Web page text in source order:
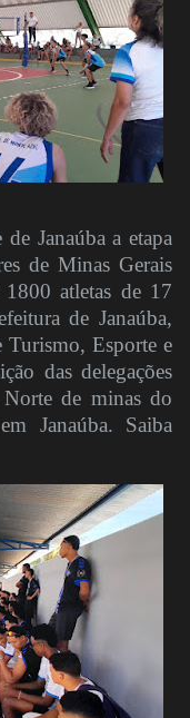
de Janaúba a etapa
de Minas Gerais
atletas de 17
de Janaúba,
Turismo, Esporte e
das delegações
Norte de minas do
Janaúba. Saiba